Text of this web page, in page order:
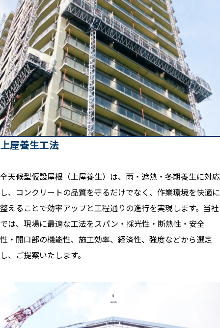
上屋養生工法
全天候型仮設屋根（上屋養生）は、雨・遮熱・冬期養生に対応
し、コンクリートの品質を守るだけでなく、作業環境を快適に
整えることで効率アップと工程通りの進行を実現します。当社
では、現場に最適な工法をスパン・採光性・断熱性・安全
性・開口部の機能性、施工効率、経済性、強度などから選定
し、ご提案いたします。